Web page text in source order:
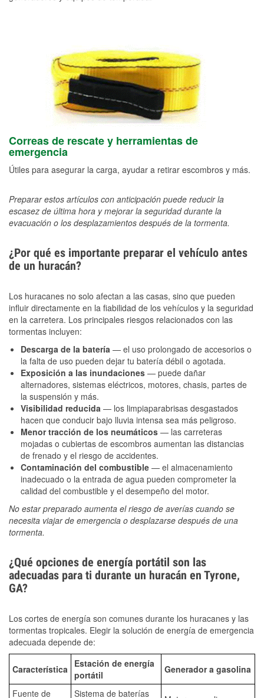
Correas de rescate y herramientas de
emergencia
Útiles para asegurar la carga, ayudar a retirar escombros y más.
Preparar estos artículos con anticipación puede reducir la
escasez de última hora y mejorar la seguridad durante la
evacuación o los desplazamientos después de la tormenta.
¿Por qué es importante preparar el vehículo antes
de un huracán?
Los huracanes no solo afectan a las casas, sino que pueden
influir directamente en la fiabilidad de los vehículos y la seguridad
en la carretera. Los principales riesgos relacionados con las
tormentas incluyen:
Descarga de la batería — el uso prolongado de accesorios o
la falta de uso pueden dejar tu batería débil o agotada.
Exposición a las inundaciones — puede dañar
alternadores, sistemas eléctricos, motores, chasis, partes de
la suspensión y más.
Visibilidad reducida — los limpiaparabrisas desgastados
hacen que conducir bajo lluvia intensa sea más peligroso.
Menor tracción de los neumáticos — las carreteras
mojadas o cubiertas de escombros aumentan las distancias
de frenado y el riesgo de accidentes.
Contaminación del combustible — el almacenamiento
inadecuado o la entrada de agua pueden comprometer la
calidad del combustible y el desempeño del motor.
No estar preparado aumenta el riesgo de averías cuando se
necesita viajar de emergencia o desplazarse después de una
tormenta.
¿Qué opciones de energía portátil son las
adecuadas para ti durante un huracán en Tyrone,
GA?
Los cortes de energía son comunes durante los huracanes y las
tormentas tropicales. Elegir la solución de energía de emergencia
adecuada depende de:
Característica
Estación de energía
portátil
Generador a gasolina
Fuente de Sistema de baterías